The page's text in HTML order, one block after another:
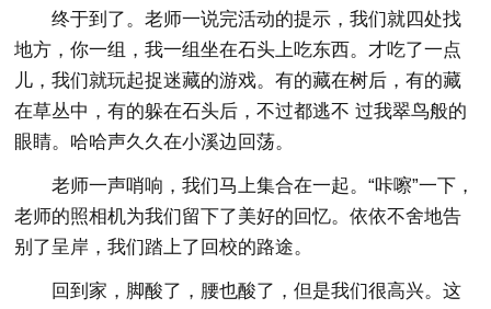
终于到了。老师一说完活动的提示，我们就四处找
地方，你一组，我一组坐在石头上吃东西。才吃了一点
儿，我们就玩起捉迷藏的游戏。有的藏在树后，有的藏
在草丛中，有的躲在石头后，不过都逃不 过我翠鸟般的
眼睛。哈哈声久久在小溪边回荡。
老师一声哨响，我们马上集合在一起。“咔嚓”一下，
老师的照相机为我们留下了美好的回忆。依依不舍地告
别了呈岸，我们踏上了回校的路途。
回到家，脚酸了，腰也酸了，但是我们很高兴。这